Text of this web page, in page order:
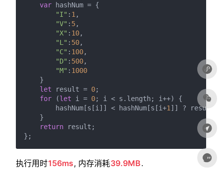
var hashNum = {
"I" : 1 ,
"V" : 5,
"X" : 10,
"L" : 50,
"C" : 100,
"D" : 500,
"M" : 1000
    }
let result = 0;
for (let i = 0; i < s. length; i++) {
        hashNum[s[i]] < hashNum[s[i+
1 ]] ? result -
    }
return result;
执行用时156ms, 内存消耗39.9MB.